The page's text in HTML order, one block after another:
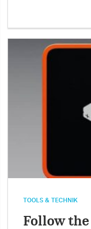
TOOLS & TECHNIK
Follow